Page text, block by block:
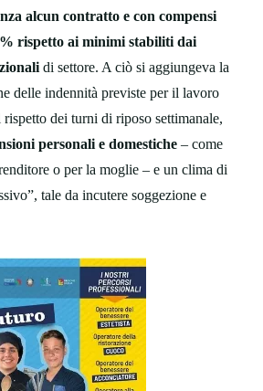
alcun contratto e con compensi
rispetto ai minimi stabiliti dai
di settore. A ciò si aggiungeva la
delle indennità previste per il lavoro
rispetto dei turni di riposo settimanale,
personali e domestiche – come
o per la moglie – e un clima di
tale da incutere soggezione e